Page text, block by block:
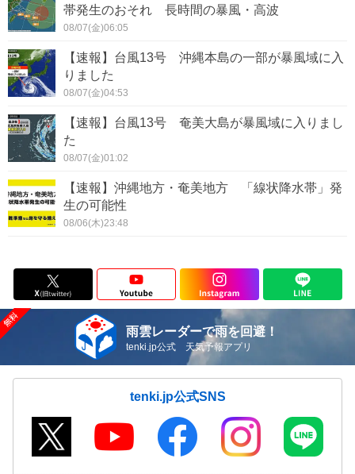
帯発生のおそれ 長時間の暴風・高波
08/07(金)06:05
【速報】台風13号 沖縄本島の一部が暴風域に入
りました
08/07(金)04:53
【速報】台風13号 奄美大島が暴風域に入りまし
た
08/07(金)01:02
【速報】沖縄地方・奄美地方 「線状降水帯」発
生の可能性
08/06(木)23:48
雨雲レーダーで雨を回避！
tenki.jp公式 天気予報アプリ
tenki.jp公式SNS